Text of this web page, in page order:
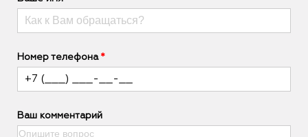
Номер телефона
Ваш комментарий